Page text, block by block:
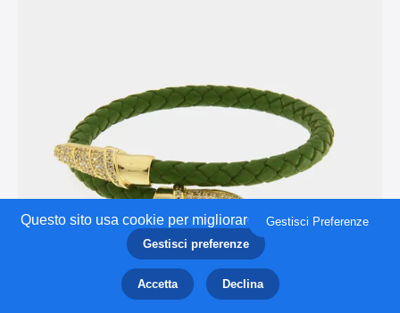
Questo sito usa cookie per migliorare la tua esperienza.
Gestisci preferenze
Accetta Declina
Gestisci Preferenze